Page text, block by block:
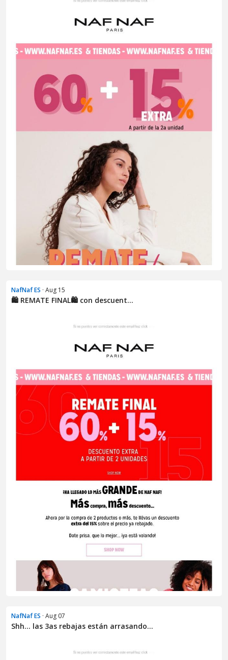
NafNaf ES · Aug 15
🛍️ REMATE FINAL🛍️ con descuent...
NafNaf ES · Aug 07
Shh... las 3as rebajas están arrasando...